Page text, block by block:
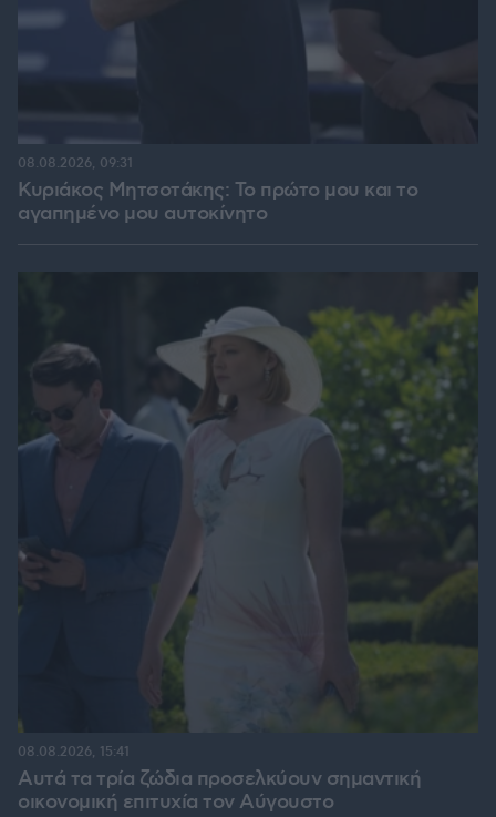
Κυριάκος Μητσοτάκης: Το πρώτο μου και το
αγαπημένο μου αυτοκίνητο
08.08.2026, 09:31
Αυτά τα τρία ζώδια προσελκύουν σημαντική
οικονομική επιτυχία τον Αύγουστο
08.08.2026, 15:41